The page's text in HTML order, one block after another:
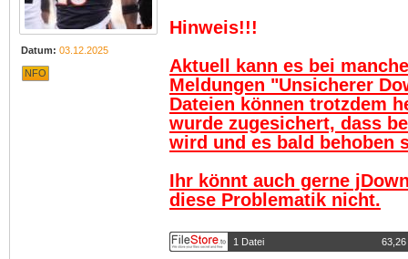
Datum: 03.12.2025
NFO
Hinweis!!!
Aktuell kann es bei
Meldungen "Unsicherer
Dateien können trotzdem
wurde zugesichert, dass
wird und es bald behoben
Ihr könnt auch gerne
diese Problematik nicht.
1 Datei 63,26